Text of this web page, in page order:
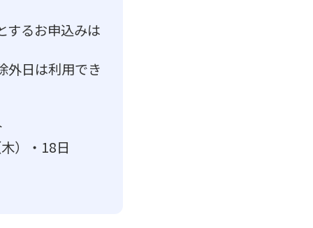
するお申込みは
外日は利用でき
）・18日